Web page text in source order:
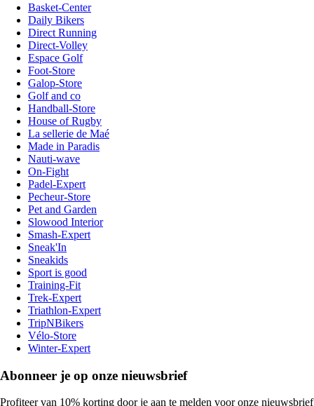
Basket-Center
Daily Bikers
Direct Running
Direct-Volley
Espace Golf
Foot-Store
Galop-Store
Golf and co
Handball-Store
House of Rugby
La sellerie de Maé
Made in Paradis
Nauti-wave
On-Fight
Padel-Expert
Pecheur-Store
Pet and Garden
Slowood Interior
Smash-Expert
Sneak'In
Sneakids
Sport is good
Training-Fit
Trek-Expert
Triathlon-Expert
TripNBikers
Vélo-Store
Winter-Expert
Abonneer je op onze nieuwsbrief
Profiteer van 10% korting door je aan te melden voor onze nieuwsbrief